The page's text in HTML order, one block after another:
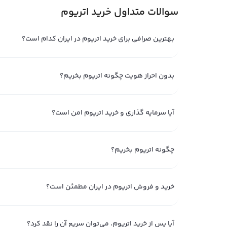
دلایل منطقی برای خرید اتریوم و سرمایه‌گذاری در
سوالات متداول خرید اتریوم
بهترین صرافی برای خرید اتریوم در ایران کدام است؟
بدون احراز هویت چگونه اتریوم بخریم؟
آیا سرمایه‌ گذاری و خرید اتریوم امن است؟
چگونه اتریوم بخریم؟
خرید و فروش اتریوم در ایران مطمئن است؟
آیا پس از خرید اتریوم، می‌توان سریع آن را نقد کرد؟